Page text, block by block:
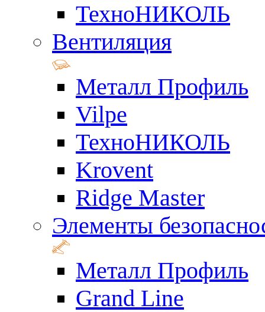
ТехноНИКОЛЬ
Вентиляция
Металл Профиль
Vilpe
ТехноНИКОЛЬ
Krovent
Ridge Master
Элементы
Металл Профиль
Grand Line